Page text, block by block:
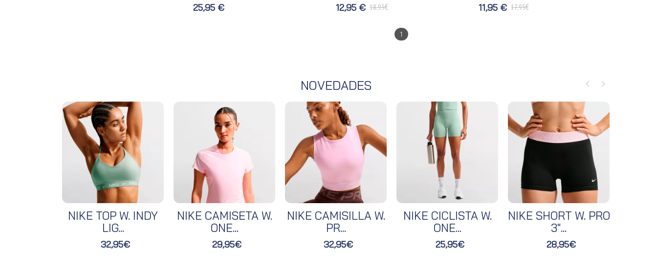
25,95 € 12,95 € 18,95€ 11,95 € 17,95€
1
NOVEDADES
NIKE TOP W. INDY
LIG...
32,95€
NIKE CAMISETA W.
ONE...
29,95€
NIKE CAMISILLA W.
PR...
32,95€
NIKE CICLISTA W.
ONE...
25,95€
NIKE SHORT W. PRO
3"...
28,95€